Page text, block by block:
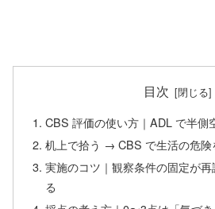
目次
CBS 評価の使い方｜ADL で半側
机上で拾う → CBS で生活の危険
実施のコツ｜観察条件の固定が
る